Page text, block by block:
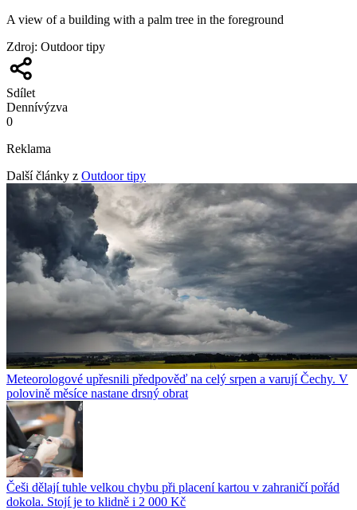
A view of a building with a palm tree in the foreground
Zdroj: Outdoor tipy
Sdílet
Dennívýzva
0
Reklama
Další články z Outdoor tipy
Meteorologové upřesnili předpověď na celý srpen a varují Čechy. V
polovině měsíce nastane drsný obrat
Češi dělají tuhle velkou chybu při placení kartou v zahraničí pořád
dokola. Stojí je to klidně i 2 000 Kč